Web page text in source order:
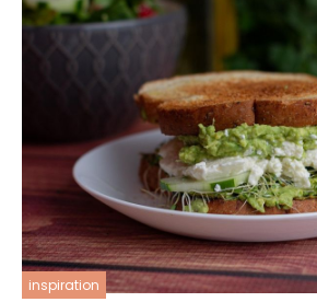
inspiration